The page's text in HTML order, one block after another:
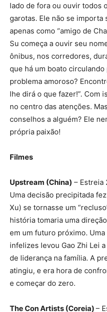
lado de fora ou ouvir todos
garotas. Ele não se importa
apenas como “amigo de
Su começa a ouvir seu
ônibus, nos corredores,
que há um boato circulando
problema amoroso?
lhe dirá o que fazer!”. Com
no centro das atenções.
conselhos a alguém? Ele
própria paixão!
Filmes
Upstream (China) – Estreia
Uma decisão precipitada
Xu) se tornasse um
história tomaria uma
em um futuro próximo.
infelizes levou Gao Zhi Lei
de liderança na família. A
atingiu, e era hora de
e começar do zero.
The Con Artists (Coreia) –